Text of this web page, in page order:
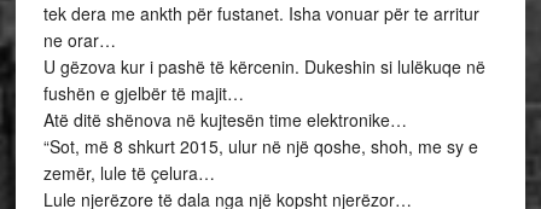
tek dera me ankth për fustanet. Isha vonuar për te arritur
ne orar…
U gëzova kur i pashë të kërcenin. Dukeshin si lulëkuqe në
fushën e gjelbër të majit…
Atë ditë shënova në kujtesën time elektronike…
“Sot, më 8 shkurt 2015, ulur në një qoshe, shoh, me sy e
zemër, lule të çelura…
Lule njerëzore të dala nga një kopsht njerëzor…